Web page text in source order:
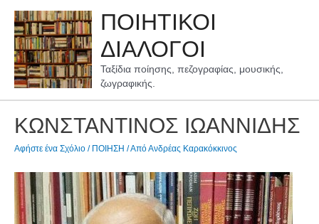
περιεχόμενο
ΠΟΙΗΤΙΚΟΙ
ΔΙΑΛΟΓΟΙ
Ταξίδια ποίησης, πεζογραφίας, μουσικής,
ζωγραφικής.
ΚΩΝΣΤΑΝΤΙΝΟΣ ΙΩΑΝΝΙΔΗΣ
Αφήστε ένα Σχόλιο / ΠΟΙΗΣΗ / ΑπόΑνδρέας Καρακόκκινος